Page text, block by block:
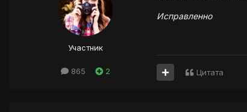
Участник
865 2
Исправленно
Цитата